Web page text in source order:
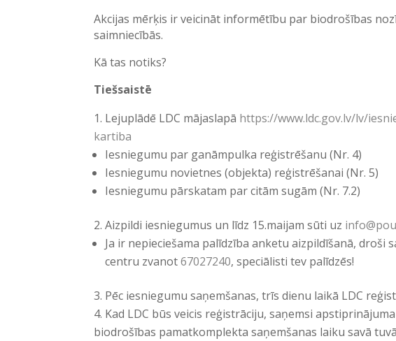
Akcijas mērķis ir veicināt informētību par biodrošības
saimniecībās.
Kā tas notiks?
Tiešsaistē
Lejuplādē LDC mājaslapā https://www.ldc.gov.lv/lv/
kartiba
Iesniegumu par ganāmpulka reģistrēšanu (Nr. 4)
Iesniegumu novietnes (objekta) reģistrēšanai (Nr. 5)
Iesniegumu pārskatam par citām sugām (Nr. 7.2)
Aizpildi iesniegumus un līdz 15.maijam sūti uz
Ja ir nepieciešama palīdzība anketu aizpildīšanā, droši
centru zvanot67027240, speciālisti tev palīdzēs!
Pēc iesniegumu saņemšanas, trīs dienu laikā LDC
Kad LDC būs veicis reģistrāciju, saņemsi
biodrošības pamatkomplekta saņemšanas laiku savā